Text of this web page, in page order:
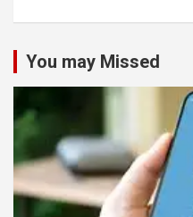
You may Missed